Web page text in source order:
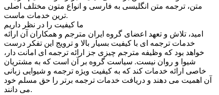
متن، ترجمه متن انگلیسی به فارسی و انواع متون مختلف اصلی
ترین خدمات ماست.
ما کیفیت را در نظر داریم
امید، تلاش و تعهد اعضای گروه ایران مترجم و همکاران آن ارائه
خدمات ترجمه ای با کیفیت بسیار بالا و ترویج این تفکر درست
خواهد بود که وظیفه مترجم چیزی جز ارائه ترجمه ای امانت دار،
شیوا و روان نیست. سیاست گروه بر آن است که به مشتریان
خاصی ارائه خدمات کند که به کیفیت ویژه ترجمه و شیوایی زبانی
آن اهمیت می دهند و دریافت خدمات ترجمه برتر را حق مسلم خود
می دانند.